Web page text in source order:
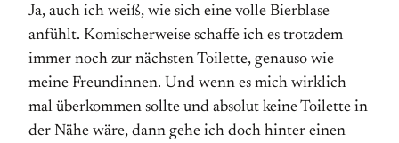
Ja, auch ich weiß, wie sich eine volle Bierblase
anfühlt. Komischerweise schaffe ich es trotzdem
immer noch zur nächsten Toilette, genauso wie
meine Freundinnen. Und wenn es mich wirklich
mal überkommen sollte und absolut keine Toilette in
der Nähe wäre, dann gehe ich doch hinter einen